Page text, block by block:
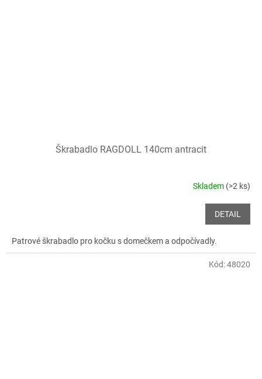
Škrabadlo RAGDOLL 140cm antracit
Skladem (>2 ks)
DETAIL
Patrové škrabadlo pro kočku s domečkem a odpočívadly.
Kód:48020